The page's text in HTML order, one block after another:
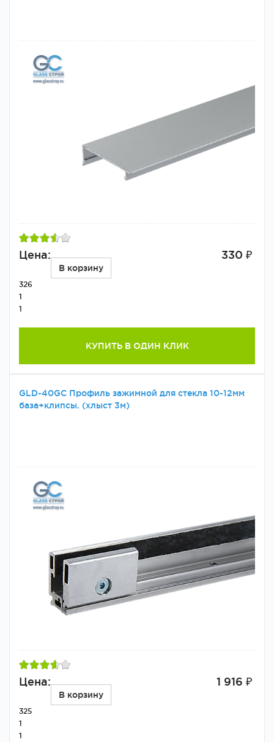
Цена: 330 ₽
В корзину
326
1
1
КУПИТЬ В ОДИН КЛИК
GLD-40GC Профиль зажимной для стекла 10-12мм
база+клипсы. (хлыст 3м)
Цена: 1 916 ₽
В корзину
325
1
1